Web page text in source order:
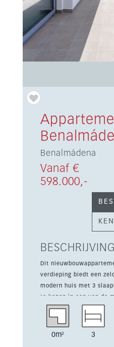
Benalmádena
Vanaf €
598.000,-
BESCHRIJVING
Dit
verdieping biedt een
modern huis met 3
te kopen in een van de
ontwikkelingen van
del Sol. Dankzij de westelijke oriëntatie geniet
0m² 3